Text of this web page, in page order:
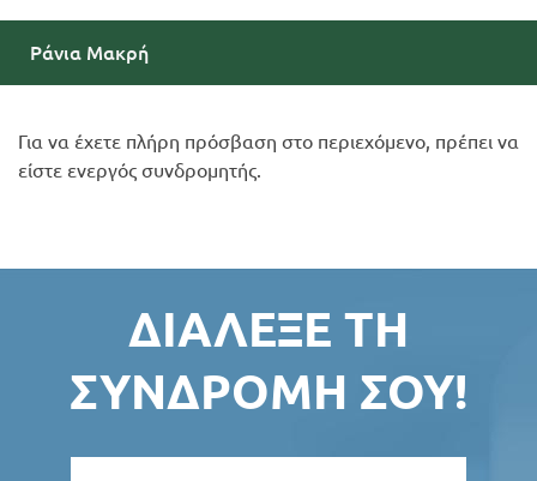
Ράνια Μακρή
Για να έχετε πλήρη πρόσβαση στο περιεχόμενο, πρέπει να
είστε ενεργός συνδρομητής.
ΔΙΆΛΕΞΕ ΤΗ
ΣΥΝΔΡΟΜΉ ΣΟΥ!